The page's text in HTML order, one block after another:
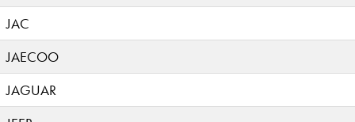
JAC
JAECOO
JAGUAR